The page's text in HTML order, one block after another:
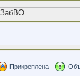
Прикреплена